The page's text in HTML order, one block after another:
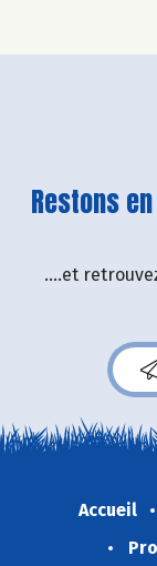
Restons
....et
Accueil